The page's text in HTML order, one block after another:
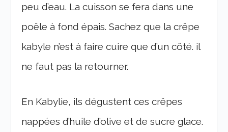
peu d’eau. La cuisson se fera dans une
poêle à fond épais. Sachez que la crêpe
kabyle n’est à faire cuire que d’un côté. il
ne faut pas la retourner.
En Kabylie, ils dégustent ces crêpes
nappées d’huile d’olive et de sucre glace.